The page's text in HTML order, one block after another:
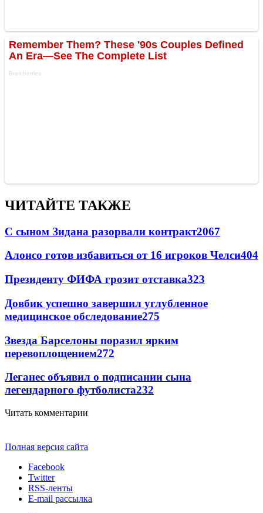
ЧИТАЙТЕ ТАКЖЕ
С сыном Зидана разорвали контракт2067
Алонсо готов избавиться от 16 игроков Челси404
Президенту ФИФА грозит отставка323
Довбик успешно завершил углубленное
медицинское обследование275
Звезда Барселоны поразил ярким
перевоплощением272
Леганес объявил о подписании сына
легендарного футболиста232
Читать комментарии
Полная версия сайта
Facebook
Twitter
RSS-ленты
E-mail рассылка